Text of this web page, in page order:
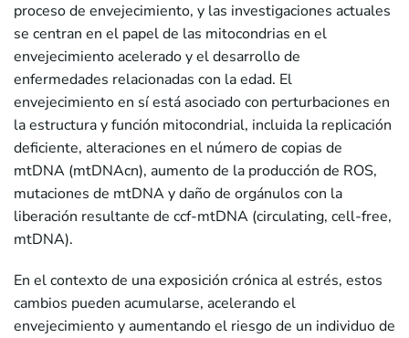
proceso de envejecimiento, y las investigaciones actuales
se centran en el papel de las mitocondrias en el
envejecimiento acelerado y el desarrollo de
enfermedades relacionadas con la edad. El
envejecimiento en sí está asociado con perturbaciones en
la estructura y función mitocondrial, incluida la replicación
deficiente, alteraciones en el número de copias de
mtDNA (mtDNAcn), aumento de la producción de ROS,
mutaciones de mtDNA y daño de orgánulos con la
liberación resultante de ccf-mtDNA (circulating, cell-free,
mtDNA).
En el contexto de una exposición crónica al estrés, estos
cambios pueden acumularse, acelerando el
envejecimiento y aumentando el riesgo de un individuo de